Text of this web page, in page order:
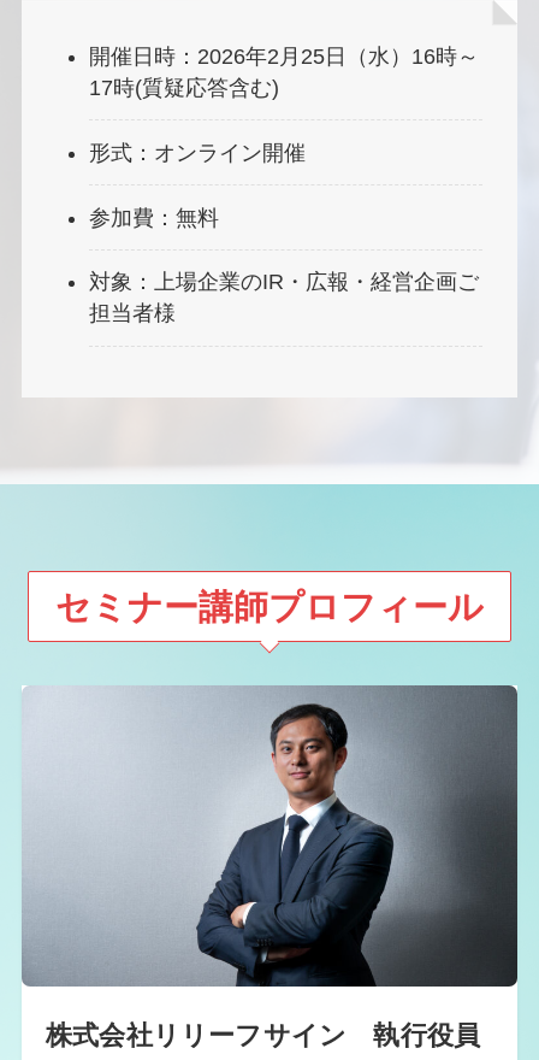
開催日時：2026年2月25日（水）16時～
17時(質疑応答含む)
形式：オンライン開催
参加費：無料
対象：上場企業のIR・広報・経営企画ご
担当者様
セミナー講師プロフィール
株式会社リリーフサイン 執行役員